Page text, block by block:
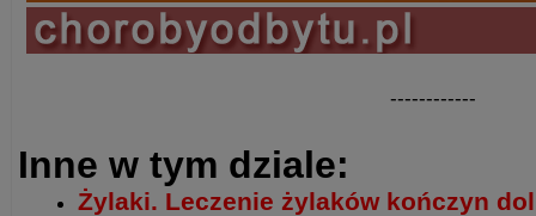
------------
Inne w tym dziale:
Żylaki. Leczenie żylaków kończyn